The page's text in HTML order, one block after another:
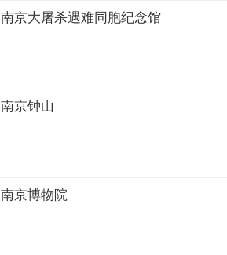
南京大屠杀遇难同胞纪念馆
南京钟山
南京博物院